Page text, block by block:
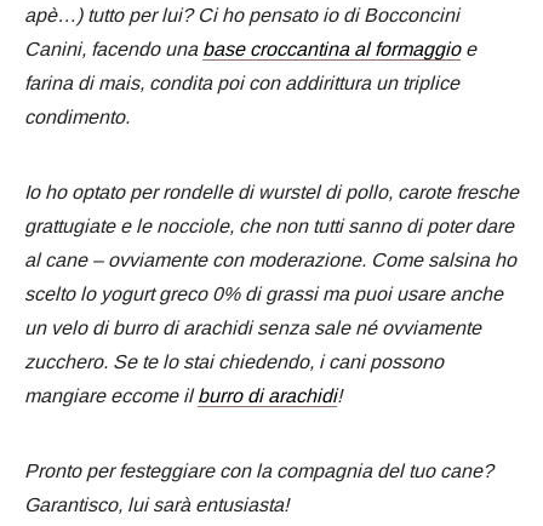
apè…) tutto per lui? Ci ho pensato io di Bocconcini
Canini, facendo una base croccantina al formaggioe
farina di mais, condita poi con addirittura un triplice
condimento.
Io ho optato per rondelle di wurstel di pollo, carote fresche
grattugiate e le nocciole, che non tutti sanno di poter dare
al cane – ovviamente con moderazione. Come salsina ho
scelto lo yogurt greco 0% di grassi ma puoi usare anche
un velo di burro di arachidi senza sale né ovviamente
zucchero. Se te lo stai chiedendo, i cani possono
mangiare eccome ilburro di arachidi!
Pronto per festeggiare con la compagnia del tuo cane?
Garantisco, lui sarà entusiasta!